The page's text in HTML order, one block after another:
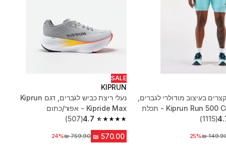
בעיצוב מודולרי לגברים,
(1115)
לפני הנחה
25%
SALE
KIPRUN
נעלי ריצת כביש לגברים, דגם Kiprun
Kipride Max - אפור/כתום
4.7
4.7 out of 5 stars from 507 reviews
(507)
מחיר לפני הנחה
24%